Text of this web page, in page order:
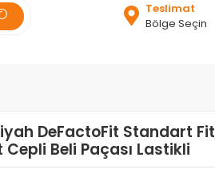
Teslimat
Bölge Seçin
DeFactoFit Standart
Beli Paçası Lastikli